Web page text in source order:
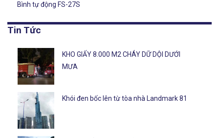
Bình tự động FS-27S
Tin Tức
KHO GIẤY 8.000 M2 CHÁY DỮ DỘI DƯỚI
MƯA
Khói đen bốc lên từ tòa nhà Landmark 81